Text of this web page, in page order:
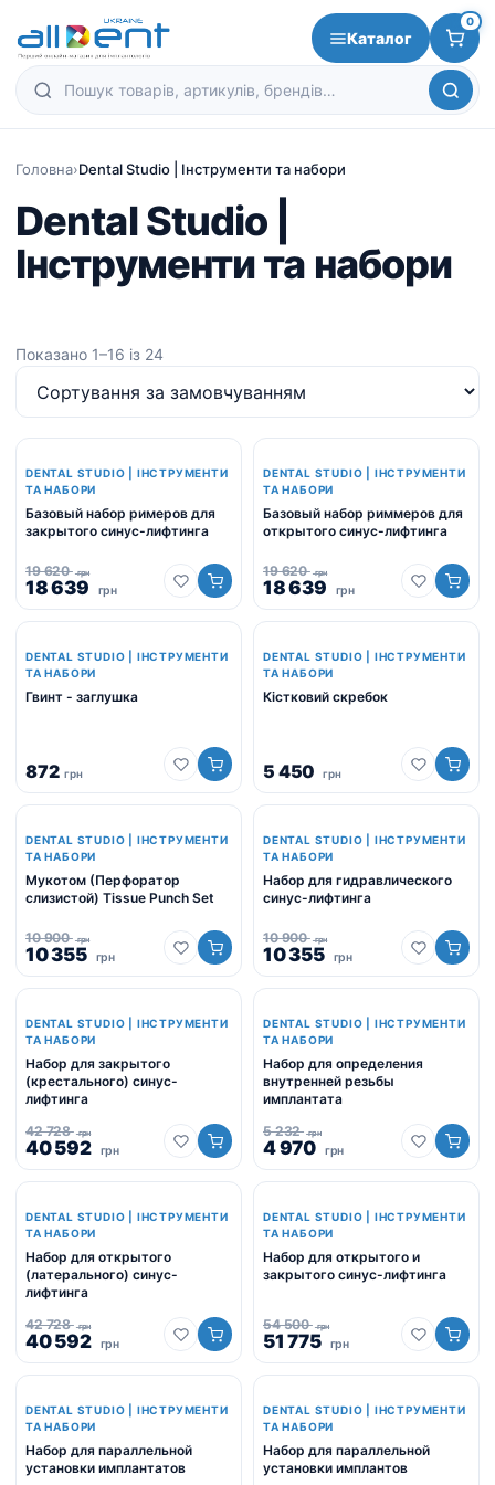
Каталог
0
Головна›Dental Studio | Інструменти та набори
Dental Studio |
Інструменти та набори
Показано 1–16 із 24
-5%
DENTAL STUDIO | ІНСТРУМЕНТИ
ТА НАБОРИ
Базовый набор римеров для
закрытого синус-лифтинга
19 620 грн
Оригінальна
ціна:
19
грн.
18 639 грнПоточна
ціна:
18
грн.
-5%
DENTAL STUDIO | ІНСТРУМЕНТИ
ТА НАБОРИ
Базовый набор риммеров для
открытого синус-лифтинга
19 620 грн
Оригінальна
ціна:
19
грн.
18 639 грнПоточна
ціна:
18
грн.
DENTAL STUDIO | ІНСТРУМЕНТИ
ТА НАБОРИ
Гвинт - заглушка
872 грн
DENTAL STUDIO | ІНСТРУМЕНТИ
ТА НАБОРИ
Кістковий скребок
5 450 грн
-5%
DENTAL STUDIO | ІНСТРУМЕНТИ
ТА НАБОРИ
Мукотом (Перфоратор
слизистой) Tissue Punch Set
10 900 грн
Оригінальна
ціна:
10
грн.
10 355 грнПоточна
ціна:
10
грн.
-5%
DENTAL STUDIO | ІНСТРУМЕНТИ
ТА НАБОРИ
Набор для гидравлического
синус-лифтинга
10 900 грн
Оригінальна
ціна:
10
грн.
10 355 грнПоточна
ціна:
10
грн.
-5%
DENTAL STUDIO | ІНСТРУМЕНТИ
ТА НАБОРИ
Набор для закрытого
(крестального) синус-
лифтинга
42 728 грн
Оригінальна
ціна:
42
грн.
40 592 грнПоточна
ціна:
40
грн.
-5%
DENTAL STUDIO | ІНСТРУМЕНТИ
ТА НАБОРИ
Набор для определения
внутренней резьбы
имплантата
5 232 грн
Оригінальна
ціна:
5
грн.
4 970 грнПоточна
ціна:
4
грн.
-5%
DENTAL STUDIO | ІНСТРУМЕНТИ
ТА НАБОРИ
Набор для открытого
(латерального) синус-
лифтинга
42 728 грн
Оригінальна
ціна:
42
грн.
40 592 грнПоточна
ціна:
40
грн.
-5%
DENTAL STUDIO | ІНСТРУМЕНТИ
ТА НАБОРИ
Набор для открытого и
закрытого синус-лифтинга
54 500 грн
Оригінальна
ціна:
54
грн.
51 775 грнПоточна
ціна:
51
грн.
-5%
DENTAL STUDIO | ІНСТРУМЕНТИ
ТА НАБОРИ
Набор для параллельной
установки имплантатов
-5%
DENTAL STUDIO | ІНСТРУМЕНТИ
ТА НАБОРИ
Набор для параллельной
установки имплантов